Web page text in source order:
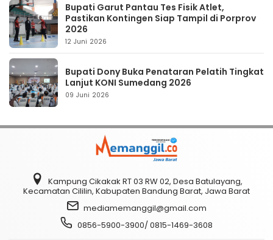
Bupati Garut Pantau Tes Fisik Atlet,
Pastikan Kontingen Siap Tampil di Porprov
2026
12 Juni 2026
Bupati Dony Buka Penataran Pelatih Tingkat
Lanjut KONI Sumedang 2026
09 Juni 2026
Kampung Cikakak RT 03 RW 02, Desa Batulayang,
Kecamatan Cililin, Kabupaten Bandung Barat, Jawa Barat
mediamemanggil@gmail.com
0856-5900-3900/ 0815-1469-3608